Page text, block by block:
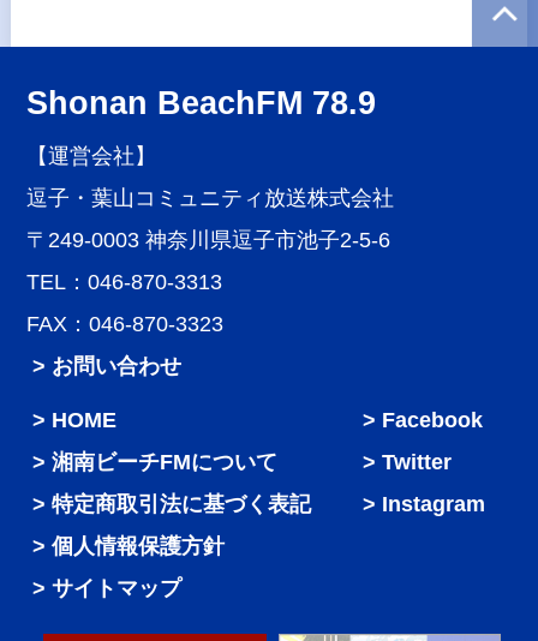
Shonan BeachFM 78.9
【運営会社】
逗子・葉山コミュニティ放送株式会社
〒249-0003 神奈川県逗子市池子2-5-6
TEL：046-870-3313
FAX：046-870-3323
> お問い合わせ
HOME
湘南ビーチFMについて
特定商取引法に基づく表記
個人情報保護方針
サイトマップ
Facebook
Twitter
Instagram